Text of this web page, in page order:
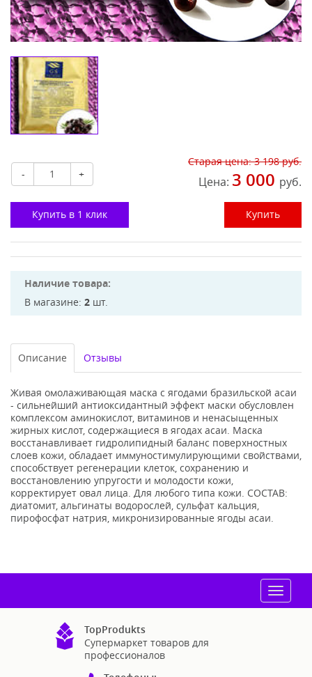
- +
Старая цена:3 198 руб.
Цена: 3 000 руб.
Купить в 1 клик Купить
Наличие товара:
В магазине: 2 шт.
Описание Отзывы
Живая омолаживающая маска с ягодами бразильской асаи
- сильнейший антиоксидантный эффект маски обусловлен
комплексом аминокислот, витаминов и ненасыщенных
жирных кислот, содержащиеся в ягодах асаи. Маска
восстанавливает гидролипидный баланс поверхностных
слоев кожи, обладает иммуностимулирующими свойствами,
способствует регенерации клеток, сохранению и
восстановлению упругости и молодости кожи,
корректирует овал лица. Для любого типа кожи. СОСТАВ:
диатомит, альгинаты водорослей, сульфат кальция,
пирофосфат натрия, микронизированные ягоды асаи.
Toggle
TopProdukts
Супермаркет товаров для
профессионалов